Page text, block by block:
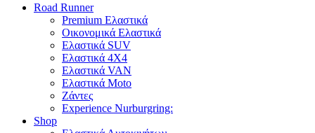
Road Runner
Premium Ελαστικά
Οικονομικά Ελαστικά
Ελαστικά SUV
Ελαστικά 4X4
Ελαστικά VAN
Ελαστικά Moto
Ζάντες
Experience Nurburgring:
Shop